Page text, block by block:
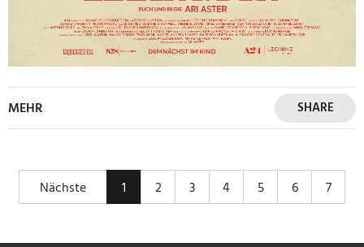
MEHR SHARE
Nächste 1 2 3 4 5 6 7